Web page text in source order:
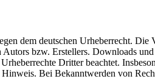
dem deutschen Urheberrecht.
bzw. Erstellers. Downloads
Dritter beachtet.
Bei Bekanntwerden von